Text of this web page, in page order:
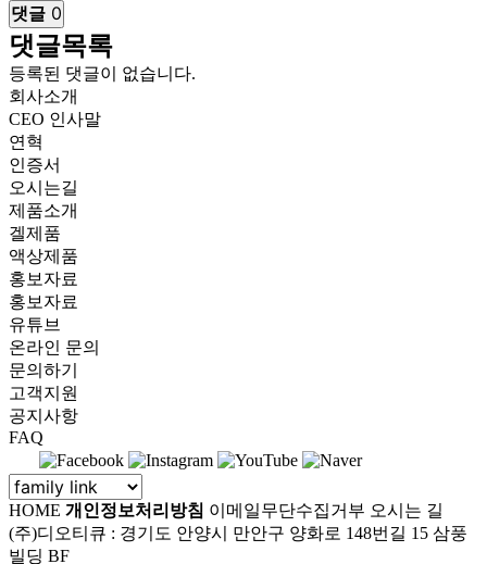
댓글 0
댓글목록
등록된 댓글이 없습니다.
회사소개
CEO 인사말
연혁
인증서
오시는길
제품소개
겔제품
액상제품
홍보자료
홍보자료
유튜브
온라인 문의
문의하기
고객지원
공지사항
FAQ
HOME 개인정보처리방침 이메일무단수집거부 오시는 길
(주)디오티큐 : 경기도 안양시 만안구 양화로 148번길 15 삼풍
빌딩 BF